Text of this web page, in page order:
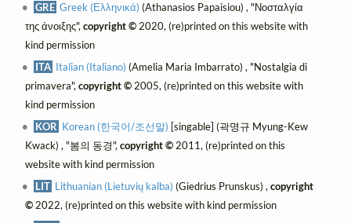
GRE Greek (Ελληνικά) (Athanasios Papaisiou) , "Νοσταλγία
της άνοιξης",copyright ©2020, (re)printed on this website with
kind permission
ITA Italian (Italiano) (Amelia Maria Imbarrato) , "Nostalgia di
primavera",copyright ©2005, (re)printed on this website with
kind permission
KOR Korean (한국어/조선말) [singable] (곽명규 Myung-Kew
Kwack) , "봄의 동경",copyright ©2011, (re)printed on this
website with kind permission
LIT Lithuanian (Lietuvių kalba) (Giedrius Prunskus) ,copyright
©2022, (re)printed on this website with kind permission